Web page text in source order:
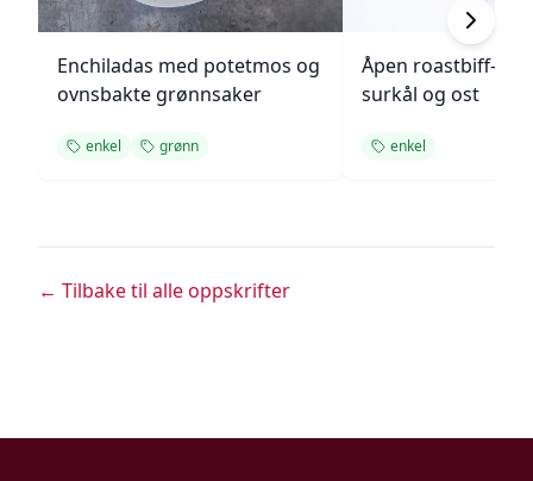
Enchiladas med potetmos og
ovnsbakte grønnsaker
enkel grønn
Åpen roastbiff-
surkål og ost
enkel
← Tilbake til alle oppskrifter